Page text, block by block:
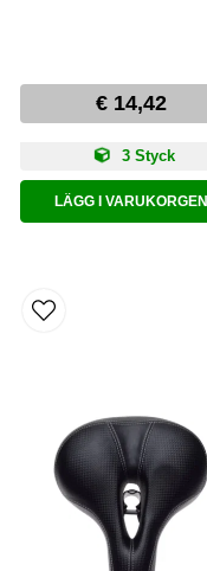
€ 14,42
3 Styck
LÄGG I VARUKORGEN